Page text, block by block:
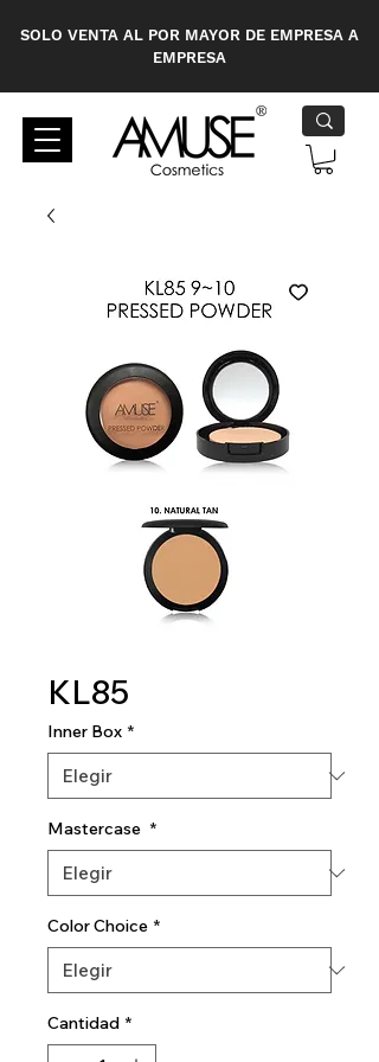
SOLO VENTA AL POR MAYOR DE EMPRESA A
EMPRESA
KL85
Inner Box *
Mastercase *
Color Choice *
Cantidad *